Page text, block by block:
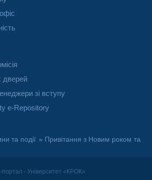
дверей
зі вступу
e-Repository
та події » Привітання з Новим роком та
- Університет «КРОК»